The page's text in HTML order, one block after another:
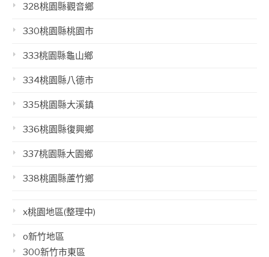
328桃園縣觀音鄉
330桃園縣桃園市
333桃園縣龜山鄉
334桃園縣八德市
335桃園縣大溪鎮
336桃園縣復興鄉
337桃園縣大園鄉
338桃園縣蘆竹鄉
x桃園地區(整理中)
o新竹地區
300新竹市東區